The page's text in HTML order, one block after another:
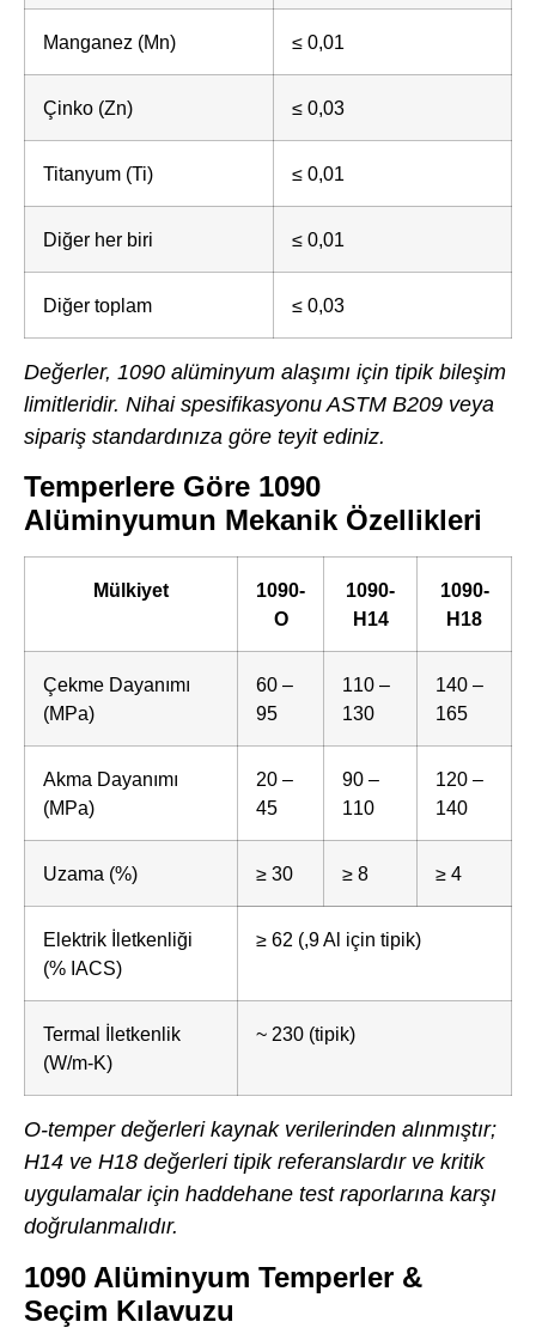
Manganez (Mn) ≤ 0,01
Çinko (Zn) ≤ 0,03
Titanyum (Ti) ≤ 0,01
Diğer her biri ≤ 0,01
Diğer toplam ≤ 0,03
Değerler, 1090 alüminyum alaşımı için tipik bileşim
limitleridir. Nihai spesifikasyonu ASTM B209 veya
sipariş standardınıza göre teyit ediniz.
Temperlere Göre 1090
Alüminyumun Mekanik Özellikleri
Mülkiyet
1090-
O
1090-
H14
1090-
H18
Çekme Dayanımı
(MPa)
60 –
95
110 –
130
140 –
165
Akma Dayanımı
(MPa)
20 –
45
90 –
110
120 –
140
Uzama (%) ≥ 30 ≥ 8 ≥ 4
Elektrik İletkenliği
(% IACS)
≥ 62 (,9 Al için tipik)
Termal İletkenlik
(W/m-K)
~ 230 (tipik)
O-temper değerleri kaynak verilerinden alınmıştır;
H14 ve H18 değerleri tipik referanslardır ve kritik
uygulamalar için haddehane test raporlarına karşı
doğrulanmalıdır.
1090 Alüminyum Temperler &
Seçim Kılavuzu